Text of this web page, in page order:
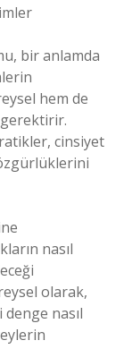
bir anlamda
hem de
cinsiyet
nasıl
olarak,
nasıl